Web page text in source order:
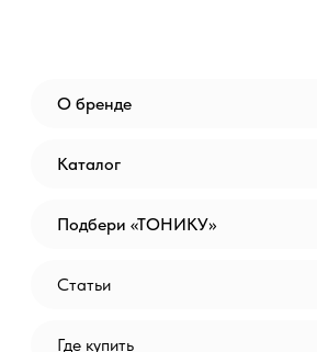
О бренде
Каталог
Подбери «ТОНИКУ»
Статьи
Где купить